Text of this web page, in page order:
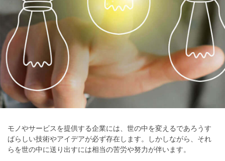
モノやサービスを提供する企業には、世の中を変えるであろうす
ばらしい技術やアイデアが必ず存在します。しかしながら、それ
らを世の中に送り出すには相当の苦労や努力が伴います。